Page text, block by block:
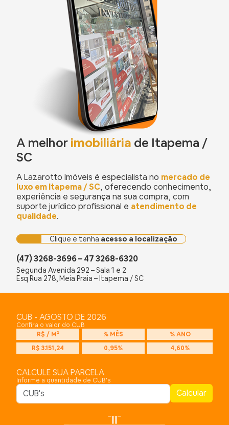
A melhorimobiliária de Itapema /
SC
A Lazarotto Imóveis é especialista no mercado de
luxo em Itapema / SC, oferecendo conhecimento,
experiência e segurança na sua compra, com
suporte jurídico profissional e atendimento de
qualidade.
Clique e tenha acesso a localização
(47) 3268-3696 – 47 3268-6320
Segunda Avenida 292 – Sala 1 e 2
Esq Rua 278, Meia Praia – Itapema / SC
CUB - AGOSTO DE 2026
Confira o valor do CUB
R$ / M²
% MÊS
% ANO
R$ 3.151,24
0,95% 4,60%
CALCULE SUA PARCELA
Informe a quantidade de CUB's
Calcular